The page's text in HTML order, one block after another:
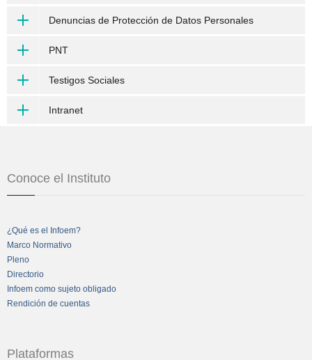
Denuncias de Protección de Datos Personales
PNT
Testigos Sociales
Intranet
Conoce el Instituto
¿Qué es el Infoem?
Marco Normativo
Pleno
Directorio
Infoem como sujeto obligado
Rendición de cuentas
Plataformas